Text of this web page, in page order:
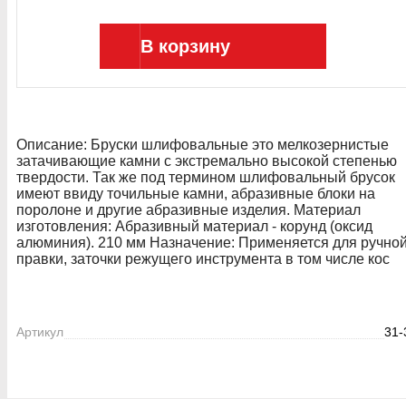
В корзину
Описание: Бруски шлифовальные это мелкозернистые
затачивающие камни с экстремально высокой степенью
твердости. Так же под термином шлифовальный брусок
имеют ввиду точильные камни, абразивные блоки на
поролоне и другие абразивные изделия. Материал
изготовления: Абразивный материал - корунд (оксид
алюминия). 210 мм Назначение: Применяется для
правки, заточки режущего инструмента в том числе кос
Артикул 31-